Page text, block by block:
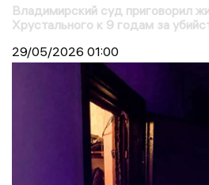
Владимирский суд приговорил
Хрустального к 9 годам за
29/05/2026 01:00